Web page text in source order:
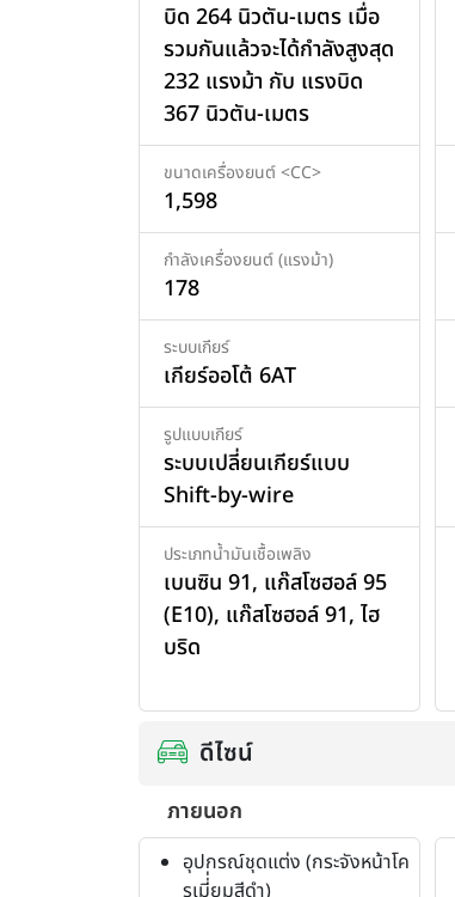
บิด 264 นิวตัน-เมตร เมื่อ
รวมกันแล้วจะได้กำลังสูงสุด
232 แรงม้า กับ แรงบิด
367 นิวตัน-เมตร
ขนาดเครื่องยนต์ <CC>
1,598
กำลังเครื่องยนต์ (แรงม้า)
178
ระบบเกียร์
เกียร์ออโต้ 6AT
รูปแบบเกียร์
ระบบเปลี่ยนเกียร์แบบ
Shift-by-wire
ประเภทน้ำมันเชื้อเพลิง
เบนซิน 91, แก๊สโซฮอล์ 95
(E10), แก๊สโซฮอล์ 91, ไฮ
บริด
ดีไซน์
ภายนอก
อุปกรณ์ชุดแต่ง (กระจังหน้าโค
รเมี่่ยมสีดำ)